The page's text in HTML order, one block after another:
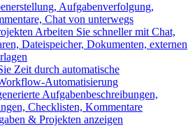
Aufgabenverfolgung,
Chat von unterwegs
Arbeiten Sie schneller mit Chat,
Dateispeicher, Dokumenten, externen
Zeit durch automatische
Automatisierung
Aufgabenbeschreibungen,
Checklisten, Kommentare
& Projekten anzeigen